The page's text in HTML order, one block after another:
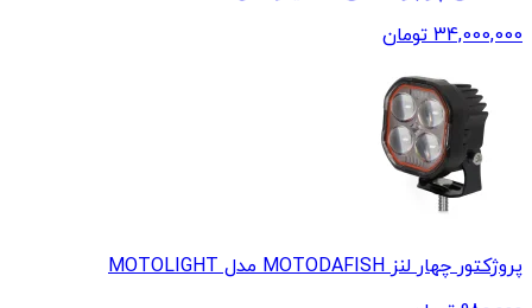
34,000,000 تومان
پروژکتور چهار لنز MOTODAFISH مدل MOTOLIGHT